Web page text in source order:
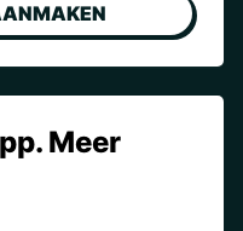
Meer